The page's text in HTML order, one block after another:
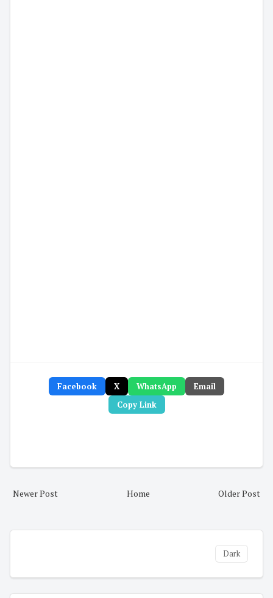
Facebook X WhatsApp
Email
Copy Link
Newer Post Older Post
Home
Dark